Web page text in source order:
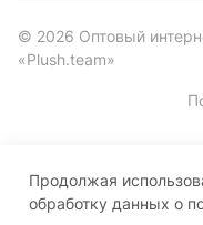
© 2026 Оптовый
«Plush.team»
Продолжая
обработку данных о